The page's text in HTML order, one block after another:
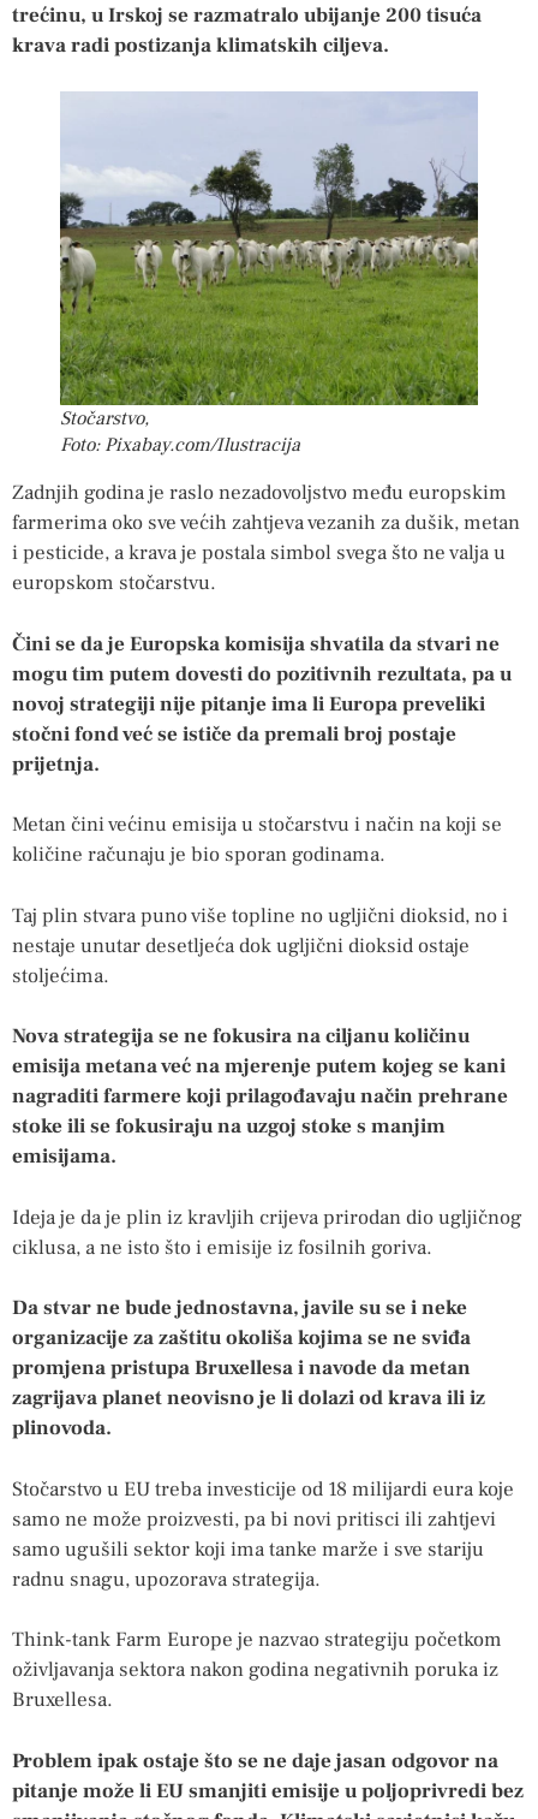
trećinu, u Irskoj se razmatralo ubijanje 200 tisuća
krava radi postizanja klimatskih ciljeva.
Stočarstvo,
Foto: Pixabay.com/Ilustracija
Zadnjih godina je raslo nezadovoljstvo među europskim
farmerima oko sve većih zahtjeva vezanih za dušik, metan
i pesticide, a krava je postala simbol svega što ne valja u
europskom stočarstvu.
Čini se da je Europska komisija shvatila da stvari ne
mogu tim putem dovesti do pozitivnih rezultata, pa u
novoj strategiji nije pitanje ima li Europa preveliki
stočni fond već se ističe da premali broj postaje
prijetnja.
Metan čini većinu emisija u stočarstvu i način na koji se
količine računaju je bio sporan godinama.
Taj plin stvara puno više topline no ugljični dioksid, no i
nestaje unutar desetljeća dok ugljični dioksid ostaje
stoljećima.
Nova strategija se ne fokusira na ciljanu količinu
emisija metana već na mjerenje putem kojeg se kani
nagraditi farmere koji prilagođavaju način prehrane
stoke ili se fokusiraju na uzgoj stoke s manjim
emisijama.
Ideja je da je plin iz kravljih crijeva prirodan dio ugljičnog
ciklusa, a ne isto što i emisije iz fosilnih goriva.
Da stvar ne bude jednostavna, javile su se i neke
organizacije za zaštitu okoliša kojima se ne sviđa
promjena pristupa Bruxellesa i navode da metan
zagrijava planet neovisno je li dolazi od krava ili iz
plinovoda.
Stočarstvo u EU treba investicije od 18 milijardi eura koje
samo ne može proizvesti, pa bi novi pritisci ili zahtjevi
samo ugušili sektor koji ima tanke marže i sve stariju
radnu snagu, upozorava strategija.
Think-tank Farm Europe je nazvao strategiju početkom
oživljavanja sektora nakon godina negativnih poruka iz
Bruxellesa.
Problem ipak ostaje što se ne daje jasan odgovor na
pitanje može li EU smanjiti emisije u poljoprivredi bez